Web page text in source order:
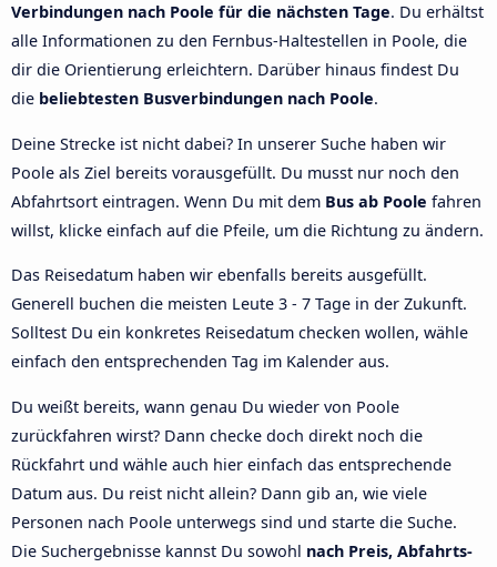
Verbindungen nach Poole für die nächsten Tage. Du erhältst
alle Informationen zu den Fernbus-Haltestellen in Poole, die
dir die Orientierung erleichtern. Darüber hinaus findest Du
die beliebtesten Busverbindungen nach Poole.
Deine Strecke ist nicht dabei? In unserer Suche haben wir
Poole als Ziel bereits vorausgefüllt. Du musst nur noch den
Abfahrtsort eintragen. Wenn Du mit dem Bus ab Poole fahren
willst, klicke einfach auf die Pfeile, um die Richtung zu ändern.
Das Reisedatum haben wir ebenfalls bereits ausgefüllt.
Generell buchen die meisten Leute 3 - 7 Tage in der Zukunft.
Solltest Du ein konkretes Reisedatum checken wollen, wähle
einfach den entsprechenden Tag im Kalender aus.
Du weißt bereits, wann genau Du wieder von Poole
zurückfahren wirst? Dann checke doch direkt noch die
Rückfahrt und wähle auch hier einfach das entsprechende
Datum aus. Du reist nicht allein? Dann gib an, wie viele
Personen nach Poole unterwegs sind und starte die Suche.
Die Suchergebnisse kannst Du sowohl nach Preis, Abfahrts-